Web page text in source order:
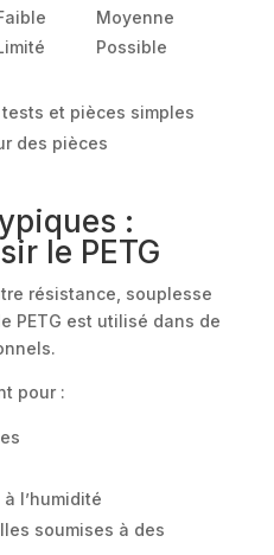
Moyenne
Possible
et pièces simples
des pièces
:
le PETG
résistance, souplesse
PETG est utilisé dans de
pour :
l’humidité
soumises à des